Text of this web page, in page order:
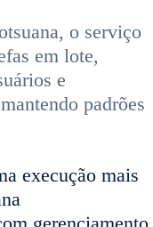
o serviço
em lote,
e
padrões
execução mais